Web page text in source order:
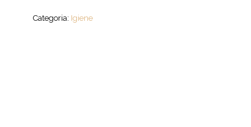
in
Categoria: Igiene